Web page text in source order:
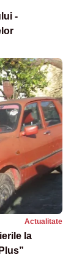
-
Actualitate
la